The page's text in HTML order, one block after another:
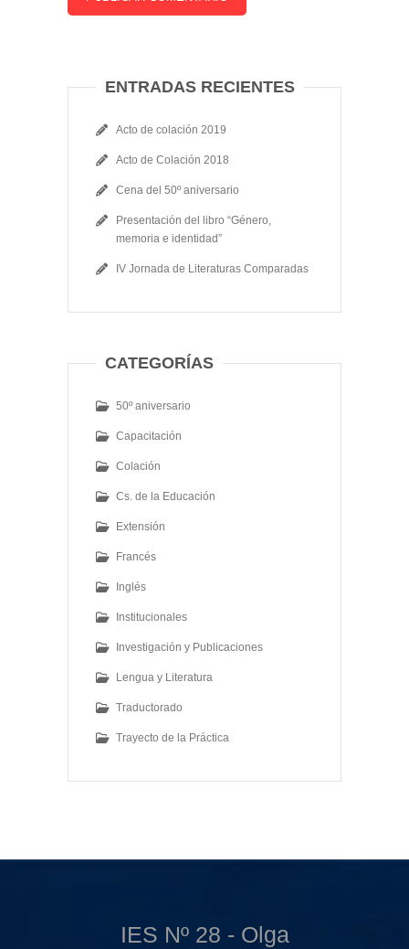
ENTRADAS RECIENTES
Acto de colación 2019
Acto de Colación 2018
Cena del 50º aniversario
Presentación del libro “Género,
memoria e identidad”
IV Jornada de Literaturas Comparadas
CATEGORÍAS
50º aniversario
Capacitación
Colación
Cs. de la Educación
Extensión
Francés
Inglés
Institucionales
Investigación y Publicaciones
Lengua y Literatura
Traductorado
Trayecto de la Práctica
IES Nº 28 - Olga